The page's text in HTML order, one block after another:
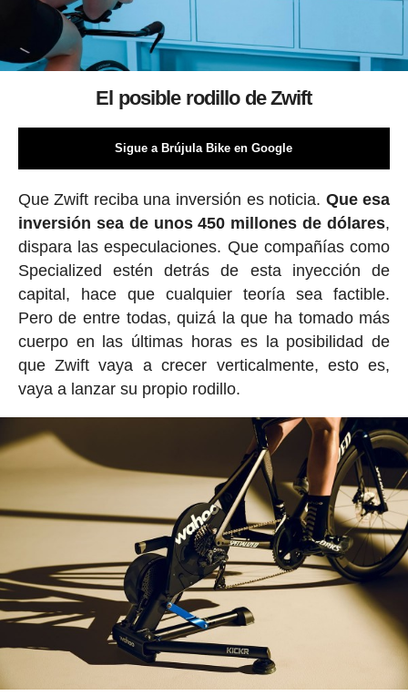
El posible rodillo de Zwift
Sigue a Brújula Bike en Google
Que Zwift reciba una inversión es noticia. Que esa
inversión sea de unos 450 millones de dólares,
dispara las especulaciones. Que compañías como
Specialized estén detrás de esta inyección de
capital, hace que cualquier teoría sea factible.
Pero de entre todas, quizá la que ha tomado más
cuerpo en las últimas horas es la posibilidad de
que Zwift vaya a crecer verticalmente, esto es,
vaya a lanzar su propio rodillo.